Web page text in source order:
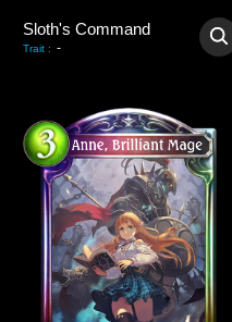
Sloth's Command
Trait : -